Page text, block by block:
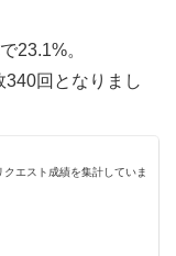
23.1%。
340回となりまし
エスト成績を集計していま